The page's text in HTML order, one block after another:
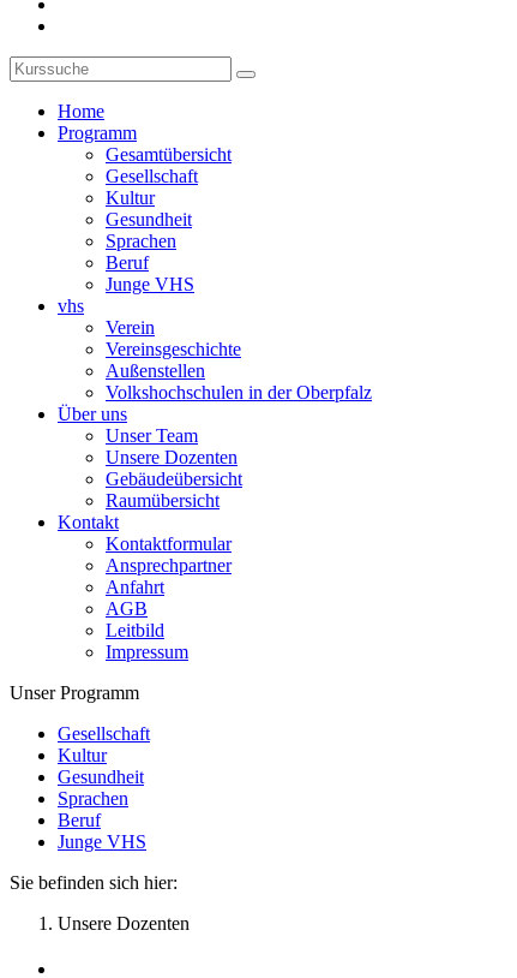
Home
Programm
Gesamtübersicht
Gesellschaft
Kultur
Gesundheit
Sprachen
Beruf
Junge VHS
vhs
Verein
Vereinsgeschichte
Außenstellen
Volkshochschulen in der Oberpfalz
Über uns
Unser Team
Unsere Dozenten
Gebäudeübersicht
Raumübersicht
Kontakt
Kontaktformular
Ansprechpartner
Anfahrt
AGB
Leitbild
Impressum
Unser Programm
Gesellschaft
Kultur
Gesundheit
Sprachen
Beruf
Junge VHS
Sie befinden sich hier:
Unsere Dozenten